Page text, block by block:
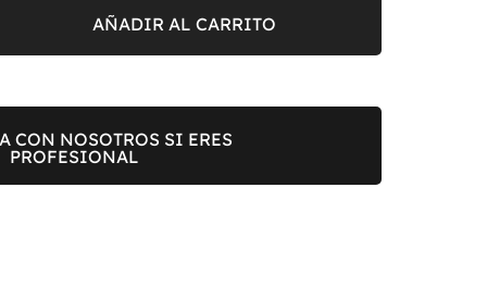
AÑADIR AL CARRITO
CON NOSOTROS SI ERES
PROFESIONAL